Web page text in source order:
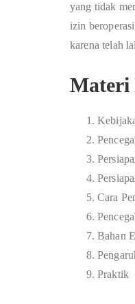
yang tidak
izin
karena telah
Materi
Cara
Bahan
Praktik